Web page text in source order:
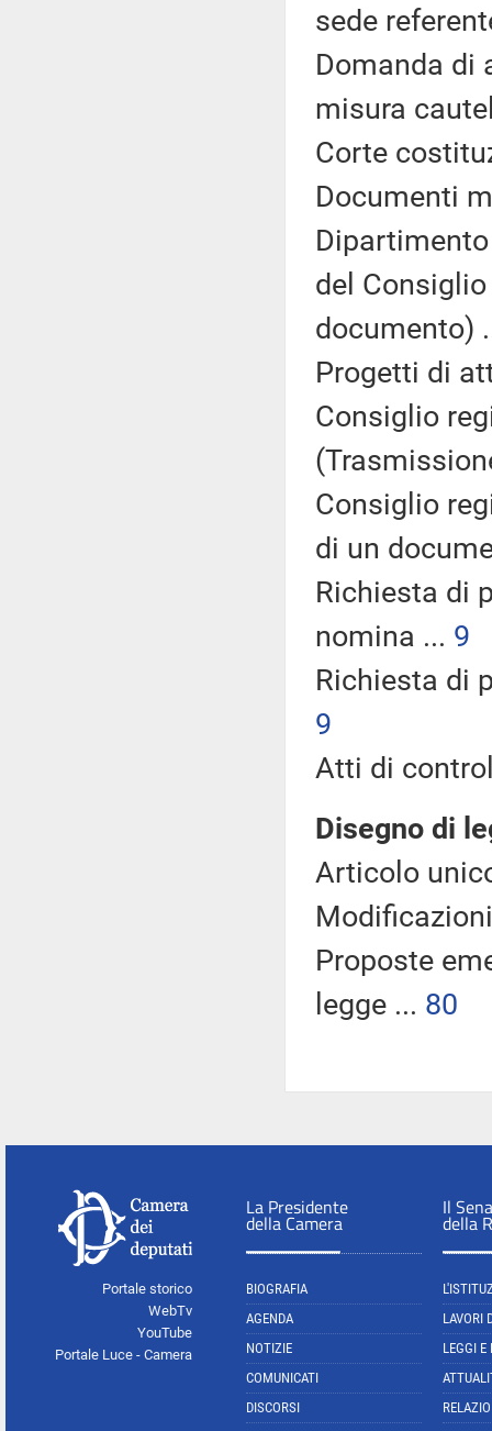
sede
Domanda di
misura
Corte
Documenti
del
documento)
Progetti di
Consiglio
Consiglio
di un
Richiesta di
nomina ... 9
Richiesta di
9
Atti di
Disegno di
Articolo
Proposte
legge ... 80
Portale storico
WebTv
YouTube
Portale Luce - Camera
La Presidente
della Camera
BIOGRAFIA
AGENDA
NOTIZIE
COMUNICATI
DISCORSI
Il
della
LAVORI
LEGGI E